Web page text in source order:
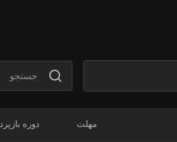
مهلت دوره